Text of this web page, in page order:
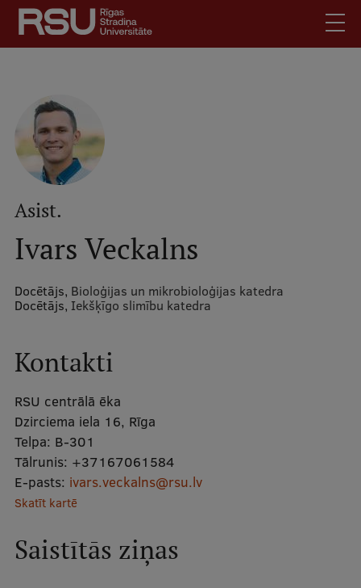
Pārlekt
galveno
saturu
Latviski
Meklēt Mobile
augšējā
izvēlne
Skolēniem
Studentiem
Darba devējiem
Kontakti
galvenā
izvēlne
Studiju iespējas
Pamatstudiju programmas
Maģistra studiju programmas
Asist.
Ivars Veckalns
Docētājs, Bioloģijas un mikrobioloģijas katedra
Docētājs, Iekšķīgo slimību katedra
Kontakti
RSU centrālā ēka
Dzirciema iela 16, Rīga
Telpa: B-301
Tālrunis: +37167061584
E-pasts: ivars.veckalns@rsu.lv
Skatīt kartē
Saistītās ziņas